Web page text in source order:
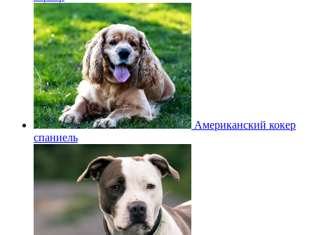
Американский кокер
спаниель